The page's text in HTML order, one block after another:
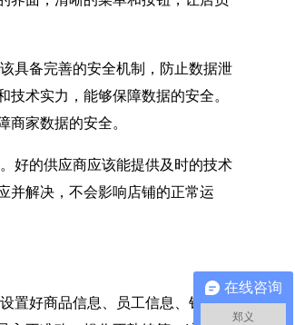
具备完善的安全机制，防止数据泄
技术实力，能够保障数据的安全。
家数据的安全。
好的供应商应该能提供及时的技术
并解决，不会影响店铺的正常运
置好商品信息、员工信息、销售规
在线咨询
郑义